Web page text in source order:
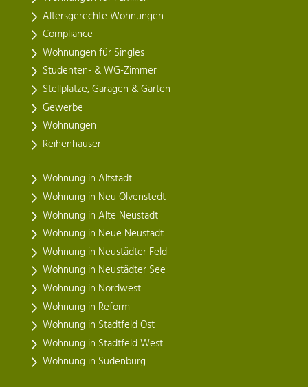
Altersgerechte Wohnungen
Compliance
Wohnungen für Singles
Studenten- & WG-Zimmer
Stellplätze, Garagen & Gärten
Gewerbe
Wohnungen
Reihenhäuser
Wohnung in Altstadt
Wohnung in Neu Olvenstedt
Wohnung in Alte Neustadt
Wohnung in Neue Neustadt
Wohnung in Neustädter Feld
Wohnung in Neustädter See
Wohnung in Nordwest
Wohnung in Reform
Wohnung in Stadtfeld Ost
Wohnung in Stadtfeld West
Wohnung in Sudenburg